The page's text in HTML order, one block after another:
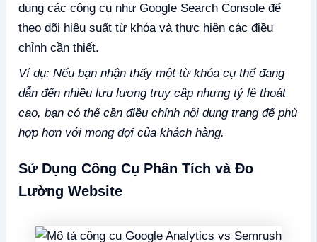
dụng các công cụ như Google Search Console để
theo dõi hiệu suất từ khóa và thực hiện các điều
chỉnh cần thiết.
Ví dụ: Nếu bạn nhận thấy một từ khóa cụ thể đang
dẫn đến nhiều lưu lượng truy cập nhưng tỷ lệ thoát
cao, bạn có thể cần điều chỉnh nội dung trang để phù
hợp hơn với mong đợi của khách hàng.
Sử Dụng Công Cụ Phân Tích và Đo
Lường Website